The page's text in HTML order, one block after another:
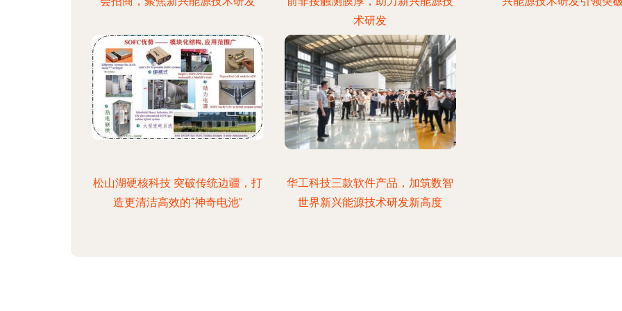
术研发
松山湖硬核科技 突破传统边疆，打
造更清洁高效的“神奇电池”
华工科技三款软件产品，加筑数智
世界新兴能源技术研发新高度